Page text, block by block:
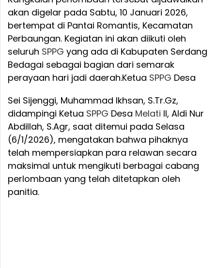
akan digelar pada Sabtu, 10 Januari 2026,
bertempat di Pantai Romantis, Kecamatan
Perbaungan. Kegiatan ini akan diikuti oleh
seluruh SPPG yang ada di Kabupaten Serdang
Bedagai sebagai bagian dari semarak
perayaan hari jadi daerah.Ketua SPPG Desa
Sei Sijenggi, Muhammad Ikhsan, S.Tr.Gz,
didampingi Ketua SPPG Desa Melati II, Aldi Nur
Abdillah, S.Agr, saat ditemui pada Selasa
(6/1/2026), mengatakan bahwa pihaknya
telah mempersiapkan para relawan secara
maksimal untuk mengikuti berbagai cabang
perlombaan yang telah ditetapkan oleh
panitia.